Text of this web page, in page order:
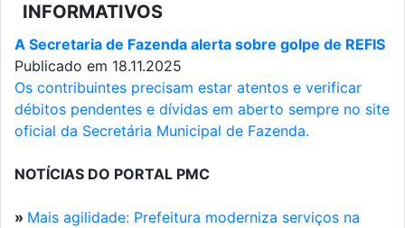
INFORMATIVOS
A Secretaria de Fazenda alerta sobre golpe de REFIS
Publicado em 18.11.2025
Os contribuintes precisam estar atentos e verificar
débitos pendentes e dívidas em aberto sempre no site
oficial da Secretária Municipal de Fazenda.
NOTÍCIAS DO PORTAL PMC
» Mais agilidade: Prefeitura moderniza serviços na